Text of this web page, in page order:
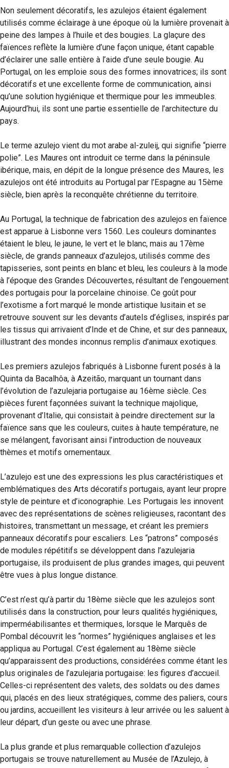
Non seulement décoratifs, les azulejos étaient également
utilisés comme éclairage à une époque où la lumière provenait à
peine des lampes à l’huile et des bougies. La glaçure des
faïences reflète la lumière d’une façon unique, étant capable
d’éclairer une salle entière à l’aide d’une seule bougie. Au
Portugal, on les emploie sous des formes innovatrices; ils sont
décoratifs et une excellente forme de communication, ainsi
qu’une solution hygiénique et thermique pour les immeubles.
Aujourd’hui, ils sont une partie essentielle de l’architecture du
pays.
Le terme azulejo vient du mot arabe al-zuleij, qui signifie “pierre
polie”. Les Maures ont introduit ce terme dans la péninsule
ibérique, mais, en dépit de la longue présence des Maures, les
azulejos ont été introduits au Portugal par l’Espagne au 15ème
siècle, bien après la reconquête chrétienne du territoire.
Au Portugal, la technique de fabrication des azulejos en faïence
est apparue à Lisbonne vers 1560. Les couleurs dominantes
étaient le bleu, le jaune, le vert et le blanc, mais au 17ème
siècle, de grands panneaux d’azulejos, utilisés comme des
tapisseries, sont peints en blanc et bleu, les couleurs à la mode
à l’époque des Grandes Découvertes, résultant de l’engouement
des portugais pour la porcelaine chinoise. Ce goût pour
l’exotisme a fort marqué le monde artistique lusitain et se
retrouve souvent sur les devants d’autels d’églises, inspirés par
les tissus qui arrivaient d’Inde et de Chine, et sur des panneaux,
illustrant des mondes inconnus remplis d’animaux exotiques.
Les premiers azulejos fabriqués à Lisbonne furent posés à la
Quinta da Bacalhôa, à Azeitão, marquant un tournant dans
l’évolution de l’azulejaria portugaise au 16ème siècle. Ces
pièces furent façonnées suivant la technique majolique,
provenant d’Italie, qui consistait à peindre directement sur la
faïence sans que les couleurs, cuites à haute température, ne
se mélangent, favorisant ainsi l’introduction de nouveaux
thèmes et motifs ornementaux.
L’azulejo est une des expressions les plus caractéristiques et
emblématiques des Arts décoratifs portugais, ayant leur propre
style de peinture et d’iconographie. Les Portugais les innovent
avec des représentations de scènes religieuses, racontant des
histoires, transmettant un message, et créant les premiers
panneaux décoratifs pour escaliers. Les “patrons” composés
de modules répétitifs se développent dans l’azulejaria
portugaise, ils produisent de plus grandes images, qui peuvent
être vues à plus longue distance.
C’est n’est qu’à partir du 18ème siècle que les azulejos sont
utilisés dans la construction, pour leurs qualités hygiéniques,
imperméabilisantes et thermiques, lorsque le Marquês de
Pombal découvrit les “normes” hygiéniques anglaises et les
appliqua au Portugal. C’est également au 18ème siècle
qu’apparaissent des productions, considérées comme étant les
plus originales de l’azulejaria portugaise: les figures d’accueil.
Celles-ci représentent des valets, des soldats ou des dames
qui, placés en des lieux stratégiques, comme des paliers, cours
ou jardins, accueillent les visiteurs à leur arrivée ou les saluent à
leur départ, d’un geste ou avec une phrase.
La plus grande et plus remarquable collection d’azulejos
portugais se trouve naturellement au Musée de l’Azulejo, à